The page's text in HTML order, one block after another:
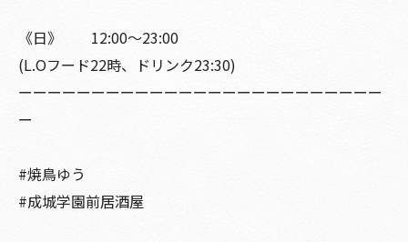
《日》 12:00〜23:00
(L.Oフード22時、ドリンク23:30)
ーーーーーーーーーーーーーーーーーーーーーーーーー
ー
#焼鳥ゆう
#成城学園前居酒屋